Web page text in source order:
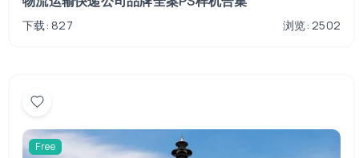
下载: 827 浏览: 2502
Free